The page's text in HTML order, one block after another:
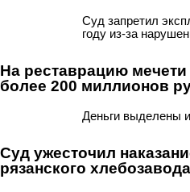
Суд запретил
году из-за
На реставрацию
более 200 миллионов
Деньги выделены
Суд ужесточил
рязанского хлебозавода